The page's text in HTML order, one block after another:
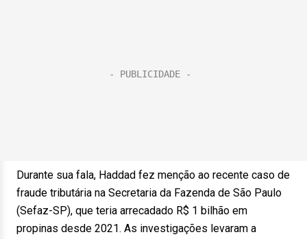
Durante sua fala, Haddad fez menção ao recente caso de
fraude tributária na Secretaria da Fazenda de São Paulo
(Sefaz-SP), que teria arrecadado R$ 1 bilhão em
propinas desde 2021. As investigações levaram a